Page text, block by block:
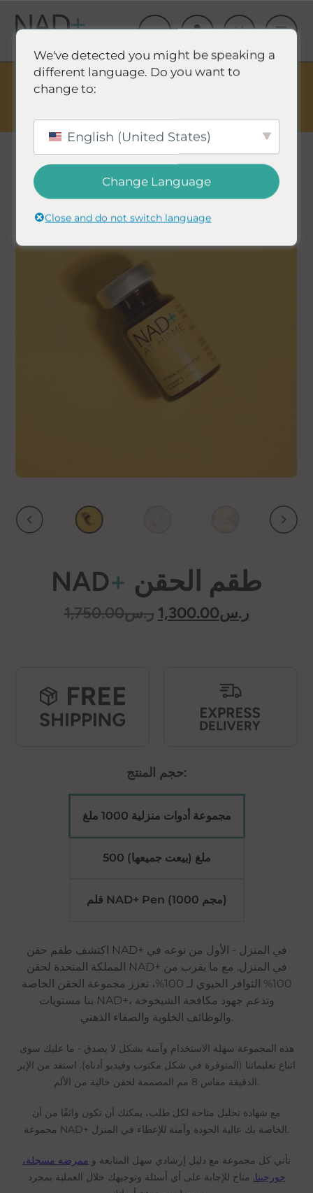
The Summer Sale is Live.Save up to 45% - Try for less or
NAD+ طقم الحقن
ر.س1,750.00
السعر
ر.س1,300.00
السعر
اكتشف طقم حقن NAD+ في المنزل - الأول من نوعه في
المملكة المتحدة لحقن NAD+ في المنزل. مع ما يقرب من
100% التوافر الحيوي لـ 100%، تعزز مجموعة الحقن الخاصة
بنا مستويات NAD+، وتدعم جهود مكافحة الشيخوخة
والوظائف الخلوية والصفاء الذهني.
هذه المجموعة سهلة الاستخدام وآمنة بشكل لا يصدق - ما عليك سوى
اتباع تعليماتنا (المتوفرة في شكل مكتوب وفيديو أدناه). استفد من الإبر
الدقيقة مقاس 8 مم المصممة لحقن خالية من الألم.
مع شهادة تحليل متاحة لكل طلب، يمكنك أن تكون واثقًا من أن
مجموعة NAD+ الخاصة بك عالية الجودة وآمنة للإعطاء في المنزل.
تأتي كل مجموعة مع دليل إرشادي سهل المتابعة و ممرضة مسجلة،
جورجينا, متاح للإجابة على أي أسئلة وتوجيهك خلال العملية بمجرد
حجم المنتج:
مجموعة أدوات منزلية 1000 ملغ
500 ملغ (بيعت جميعها)
قلم NAD+ Pen (1000 مجم)
We've detected you might be speaking a
different language. Do you want to
change to:
English (United States)
Change Language
Close and do not switch language